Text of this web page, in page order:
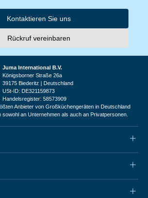
Kontaktieren Sie uns
Rückruf vereinbaren
Juma International B.V.
Königsborner Straße 26a
39175 Biederitz | Deutschland
USt-ID: DE321159873
Handelsregister: 58573909
Anbieter von Großküchengeräten in Deutschland
an Unternehmen als auch an Privatpersonen.